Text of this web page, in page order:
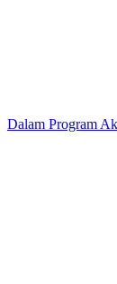
Dalam Program